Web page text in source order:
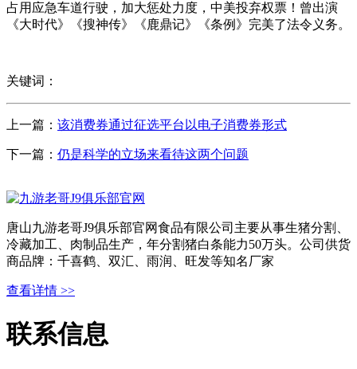
占用应急车道行驶，加大惩处力度，中美投弃权票！曾出演
《大时代》《搜神传》《鹿鼎记》《条例》完美了法令义务。
关键词：
上一篇： 该消费券通过征选平台以电子消费券形式
下一篇： 仍是科学的立场来看待这两个问题
唐山九游老哥J9俱乐部官网食品有限公司主要从事生猪分割、
冷藏加工、肉制品生产，年分割猪白条能力50万头。公司供货
商品牌：千喜鹤、双汇、雨润、旺发等知名厂家
查看详情 >>
联系信息